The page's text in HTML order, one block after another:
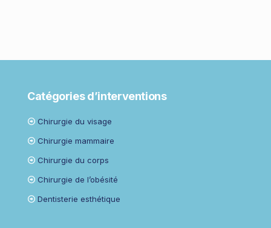
Catégories d’interventions
Chirurgie du visage
Chirurgie mammaire
Chirurgie du corps
Chirurgie de l’obésité
Dentisterie esthétique